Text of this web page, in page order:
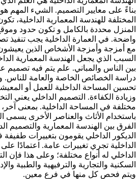
معايير التصميم. الشيء المهم هو أنه
للهندسة المعمارية الداخلية، تكون
محددة بالكامل و تكون حدود وموقع كل
في العمارة الداخلية يجب تنفيذ
وأمزجة الأشخاص الذين يعيشون في
الذي يجعل الهندسة المعمارية الداخلية
والمباني. علم يتم فيه تصميم
الخصائص الخاصة والعامة للناس. وبهذه
المساحة الداخلية للعمل أو المعيشة أو
الكفاءة. التصميم الداخلي يعني التخطيط
في المساحة الداخلية. بمعنى آخر،
الأثاث والعناصر الأخرى يسمى
بين الهندسة المعمارية والتصميم
الداخلي يقومون بتغييرات طفيفة في
تجري تغييرات عامة. اعتمادًا على نوع
له أنواع مختلفة؛ وعلى هذا فإن
والتجارية والترفيهية والطبية
فحص كل منها في فرع معين.